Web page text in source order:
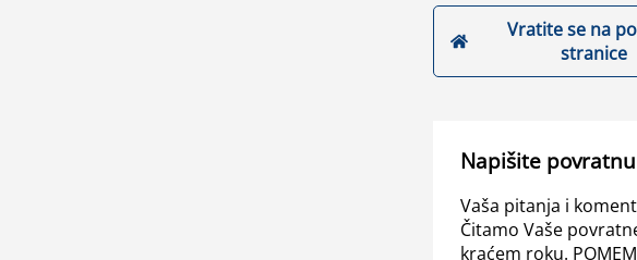
Vratite se na
stranice
Napišite
Vaša pitanja i
Čitamo Vaše
kraćem roku.